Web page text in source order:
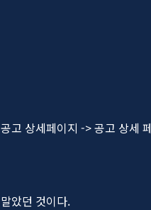
고 상세페이지 -> 공고 상세
았던 것이다.